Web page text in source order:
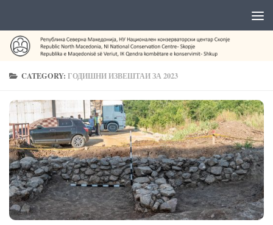
CATEGORY:ГОДИШНИ ИЗВЕШТАИ ЗА 2023